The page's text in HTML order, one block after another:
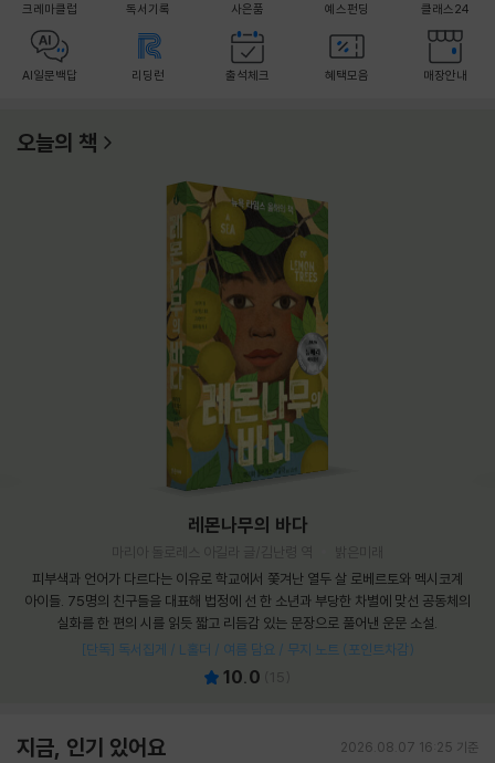
크레마클럽 독서기록 사은품 예스펀딩 클래스24
AI일문백답 리딩런 출석체크 혜택모음 매장안내
오늘의 책
레몬나무의 바다
피부색과 언어가 다르다는 이유로 학교에서 쫓겨난 열두 살 로베르토와 멕시코계
아이들. 75명의 친구들을 대표해 법정에 선 한 소년과 부당한 차별에 맞선 공동체의
실화를 한 편의 시를 읽듯 짧고 리듬감 있는 문장으로 풀어낸 운문 소설.
[단독] 독서집게 / L홀더 / 여름 담요 / 무지 노트 (포인트차감)
10.0
지금, 인기 있어요 2026.08.07 16:25 기준